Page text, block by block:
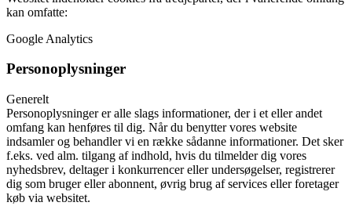
kan omfatte:
Google Analytics
Personoplysninger
Generelt
Personoplysninger er alle slags informationer, der i et eller andet
omfang kan henføres til dig. Når du benytter vores website
indsamler og behandler vi en række sådanne informationer. Det sker
f.eks. ved alm. tilgang af indhold, hvis du tilmelder dig vores
nyhedsbrev, deltager i konkurrencer eller undersøgelser, registrerer
dig som bruger eller abonnent, øvrig brug af services eller foretager
køb via websitet.